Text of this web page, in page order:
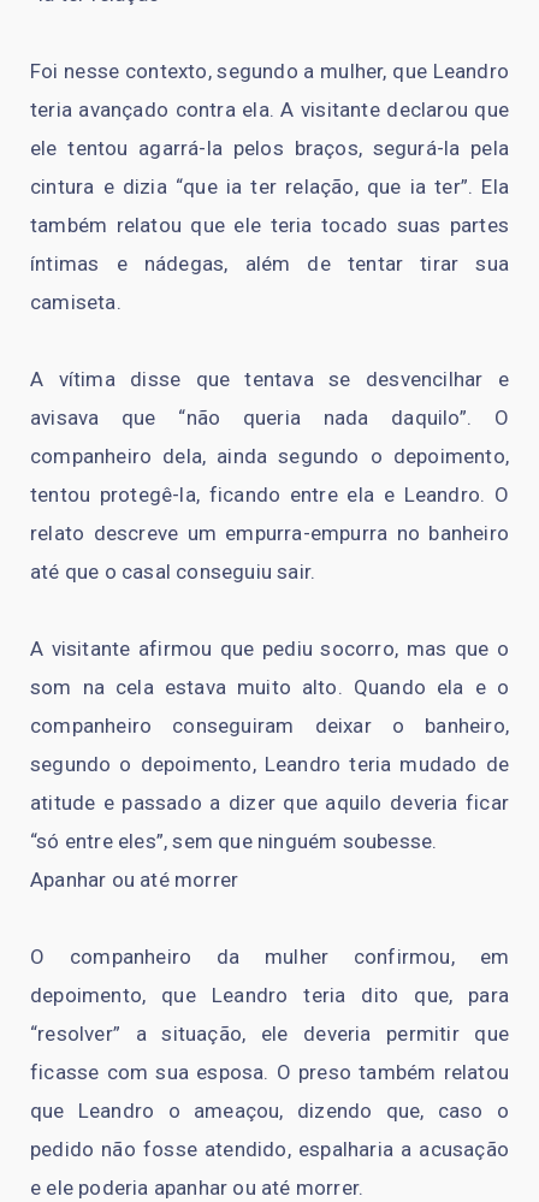
Foi nesse contexto, segundo a mulher, que Leandro
teria avançado contra ela. A visitante declarou que
ele tentou agarrá-la pelos braços, segurá-la pela
cintura e dizia “que ia ter relação, que ia ter”. Ela
também relatou que ele teria tocado suas partes
íntimas e nádegas, além de tentar tirar sua
camiseta.
A vítima disse que tentava se desvencilhar e
avisava que “não queria nada daquilo”. O
companheiro dela, ainda segundo o depoimento,
tentou protegê-la, ficando entre ela e Leandro. O
relato descreve um empurra-empurra no banheiro
até que o casal conseguiu sair.
A visitante afirmou que pediu socorro, mas que o
som na cela estava muito alto. Quando ela e o
companheiro conseguiram deixar o banheiro,
segundo o depoimento, Leandro teria mudado de
atitude e passado a dizer que aquilo deveria ficar
“só entre eles”, sem que ninguém soubesse.
Apanhar ou até morrer
O companheiro da mulher confirmou, em
depoimento, que Leandro teria dito que, para
“resolver” a situação, ele deveria permitir que
ficasse com sua esposa. O preso também relatou
que Leandro o ameaçou, dizendo que, caso o
pedido não fosse atendido, espalharia a acusação
e ele poderia apanhar ou até morrer.